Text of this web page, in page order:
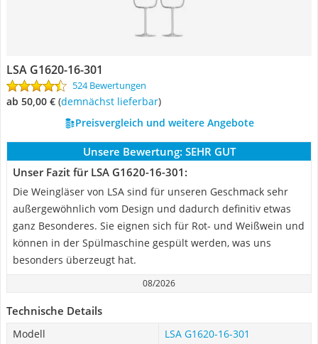
LSA G1620-16-301
524 Bewertungen
ab 50,00 € ( Demnächst lieferbar)
Preisvergleich und weitere Angebote
Unsere Bewertung: SEHR GUT
Unser Fazit für LSA G1620-16-301:
Die Weingläser von LSA sind für unseren Geschmack sehr
außergewöhnlich vom Design und dadurch definitiv etwas
ganz Besonderes. Sie eignen sich für Rot- und Weißwein und
können in der Spülmaschine gespült werden, was uns
besonders überzeugt hat.
08/2026
Technische Details
Modell
LSA G1620-16-301